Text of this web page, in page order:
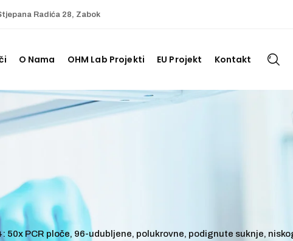
Radića 28, Zabok
O Nama OHM Lab Projekti EU Projekt Kontakt
50x PCR ploče, 96-udubljene, polukrovne, podignute suknje,